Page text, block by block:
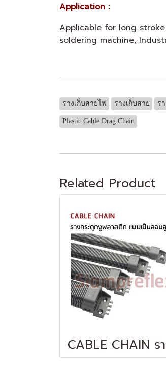
Application :
Applicable for long
soldering machine,
รางเก็บสายไฟ รางเก็บสาย ร
Plastic Cable Drag Chain
Related Product